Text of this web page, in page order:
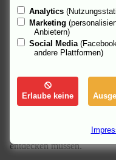
intelligenten Enthusiasmus
machohafter
mit seiner Homosexualität
Spannung entsteht
Mossad, dass
Vater aus seinem
nach Deutschland
Berufskiller Eyal auch
entdecken müssen.
Analytics
Marketing
Anbietern)
Social Media
andere Plattformen)
Erlaube keine